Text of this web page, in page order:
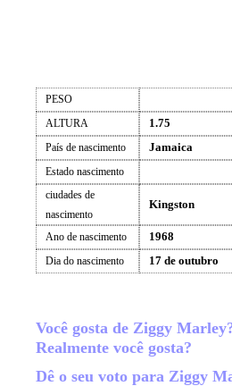
PESO
ALTURA
1.75
País de nascimento Jamaica
Estado nascimento
ciudades de
nascimento
Kingston
Ano de nascimento 1968
Dia do nascimento 17 de outubro
Você gosta de Ziggy
Realmente você gosta?
Dê o seu voto para Ziggy